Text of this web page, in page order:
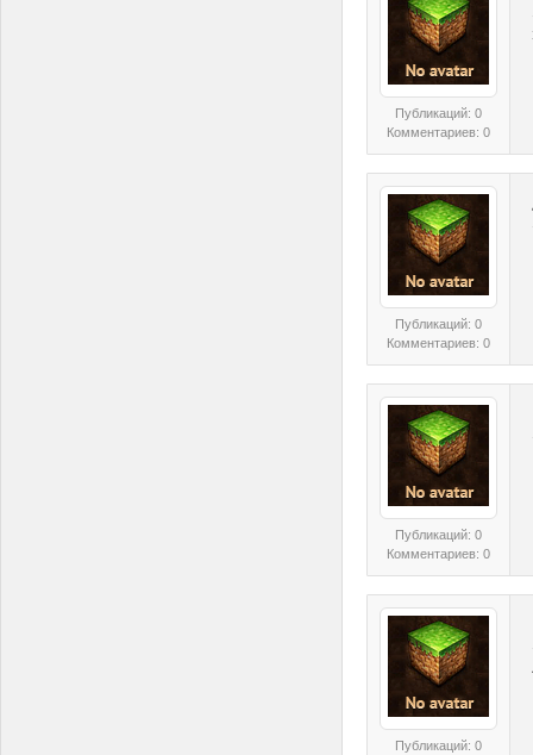
Публикаций: 0
Комментариев: 0
Публикаций: 0
Комментариев: 0
Публикаций: 0
Комментариев: 0
Публикаций: 0